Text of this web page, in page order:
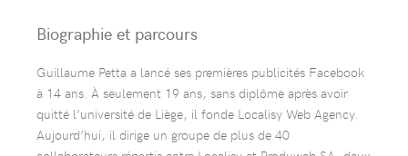
Biographie et parcours
Guillaume Petta a lancé ses premières publicités Facebook
à 14 ans. À seulement 19 ans, sans diplôme après avoir
quitté l’université de Liège, il fonde Localisy Web Agency.
Aujourd’hui, il dirige un groupe de plus de 40